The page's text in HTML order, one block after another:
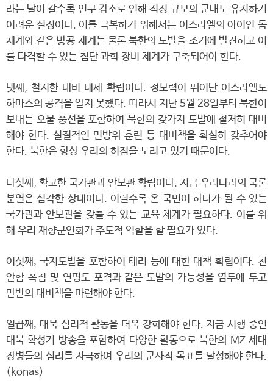
라는 날이 갈수록 인구 감소로 인해 적정 규모의 군대도 유지하기
어려운 실정이다. 이를 극복하기 위해서는 이스라엘의 아이언 돔
체계와 같은 방공 체계는 물론 북한의 도발을 조기에 발견하고 이
를 타격할 수 있는 첨단 과학 장비 체계가 구축되어야 한다.
넷째, 철저한 대비 태세 확립이다. 정보력이 뛰어난 이스라엘도
하마스의 공격을 알지 못했다. 따라서 지난 5월 28일부터 북한이
보내는 오물 풍선을 포함하여 북한의 갖가지 도발에 철저히 대비
해야 한다. 실질적인 민방위 훈련 등 대비책을 확실히 갖추어야
한다. 북한은 항상 우리의 허점을 노리고 있기 때문이다.
다섯째, 확고한 국가관과 안보관 확립이다. 지금 우리나라의 국론
분열은 심각한 상태이다. 이럴수록 온 국민이 하나가 될 수 있는
국가관과 안보관을 갖출 수 있는 교육 체계가 필요하다. 이를 위
해 우리 재향군인회가 주도적 역할을 할 필요가 있다.
여섯째, 국지도발을 포함하여 테러 등에 대한 대책 확립이다. 천
안함 폭침 및 연평도 포격과 같은 도발의 가능성을 염두에 두고
만반의 대비책을 마련해야 한다.
일곱째, 대북 심리적 활동을 더욱 강화해야 한다. 지금 시행 중인
대북 확성기 방송을 포함하여 다양한 활동으로 북한의 MZ 세대
장병들의 심리를 자극하여 우리의 군사적 목표를 달성해야 한다.
(konas)